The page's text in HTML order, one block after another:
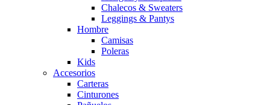
Chalecos & Sweaters
Leggings & Pantys
Hombre
Camisas
Poleras
Kids
Accesorios
Carteras
Cinturones